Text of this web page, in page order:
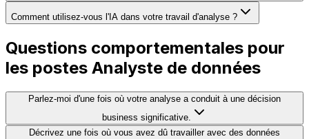
Comment utilisez-vous l'IA dans votre travail d'analyse ?
Questions comportementales pour
les postes Analyste de données
Parlez-moi d'une fois où votre analyse a conduit à une décision
business significative.
Décrivez une fois où vous avez dû travailler avec des données